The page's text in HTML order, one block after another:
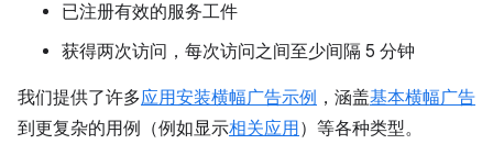
已注册有效的服务工件
获得两次访问，每次访问之间至少间隔 5 分钟
我们提供了许多应用安装横幅广告示例 ，涵盖基本横幅广告
到更复杂的用例（例如显示相关应用）等各种类型。